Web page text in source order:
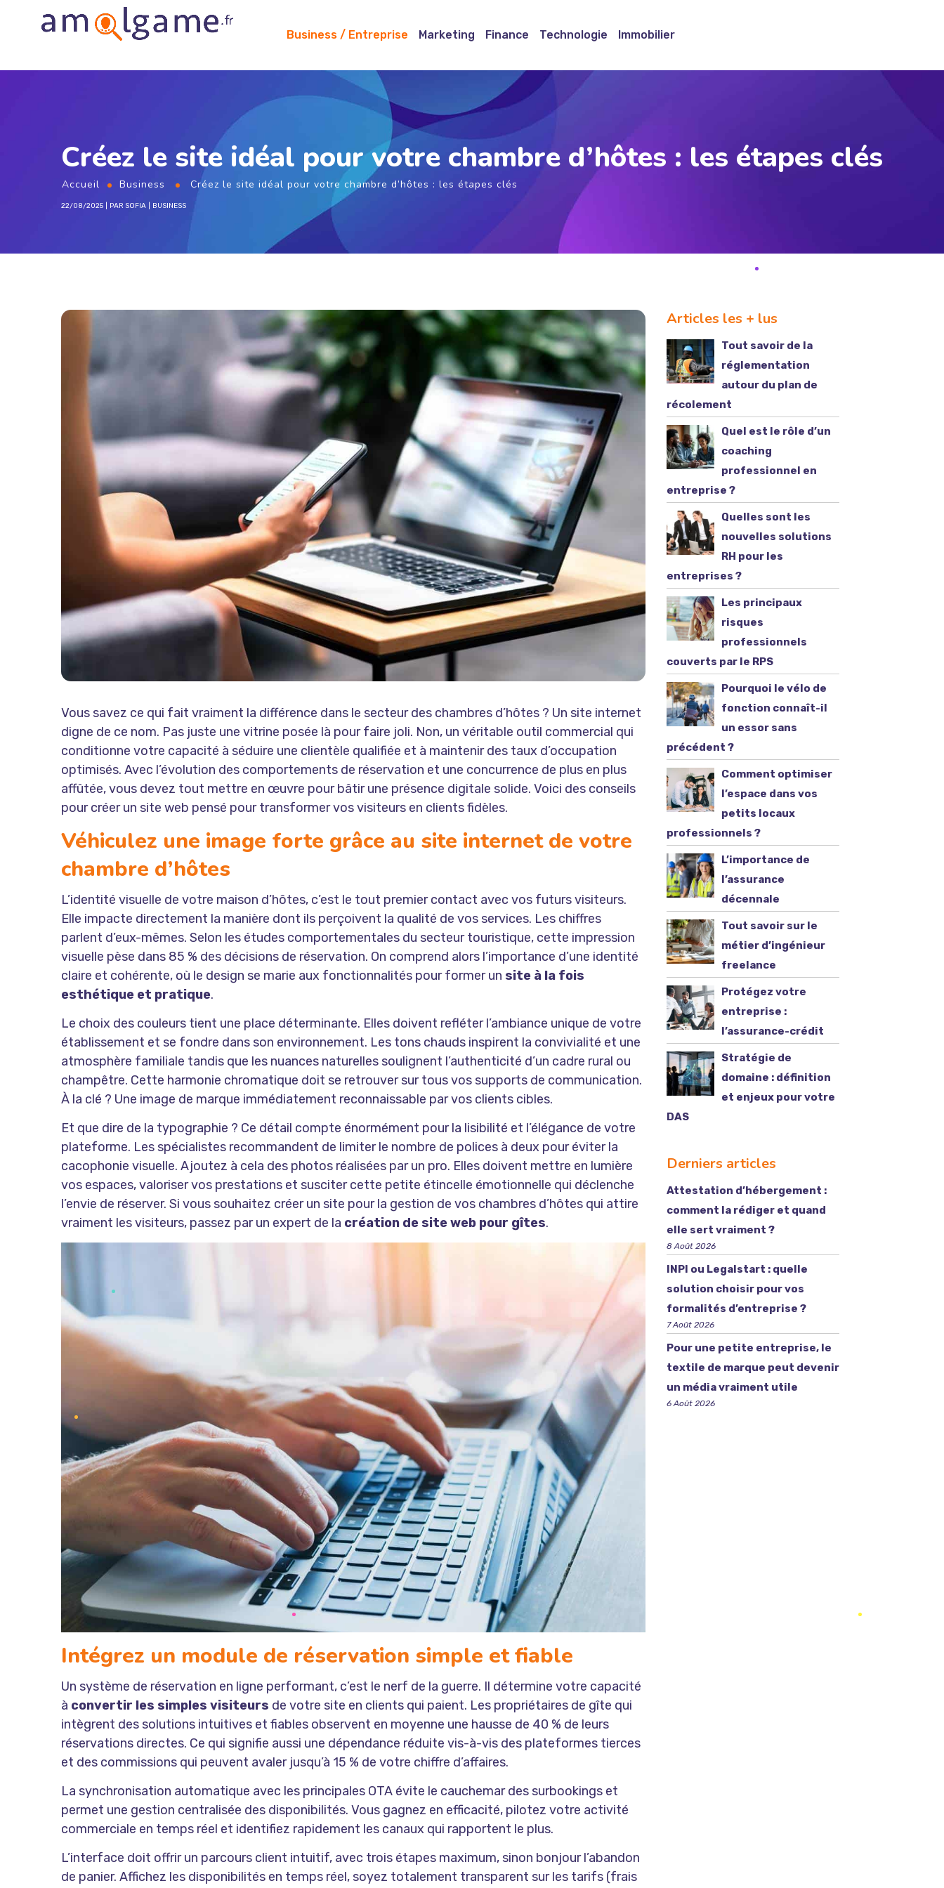
Business / Entreprise Marketing Finance Technologie Immobilier
Créez le site idéal pour votre chambre d’hôtes : les étapes clés
Accueil Business Créez le site idéal pour votre chambre d’hôtes : les étapes clés
22/08/2025 PAR SOFIA BUSINESS
Vous savez ce qui fait vraiment la différence dans le secteur des chambres d’hôtes ? Un site internet
digne de ce nom. Pas juste une vitrine posée là pour faire joli. Non, un véritable outil commercial qui
conditionne votre capacité à séduire une clientèle qualifiée et à maintenir des taux d’occupation
optimisés. Avec l’évolution des comportements de réservation et une concurrence de plus en plus
affûtée, vous devez tout mettre en œuvre pour bâtir une présence digitale solide. Voici des conseils
pour créer un site web pensé pour transformer vos visiteurs en clients fidèles.
Véhiculez une image forte grâce au site internet de votre
chambre d’hôtes
L’identité visuelle de votre maison d’hôtes, c’est le tout premier contact avec vos futurs visiteurs.
Elle impacte directement la manière dont ils perçoivent la qualité de vos services. Les chiffres
parlent d’eux-mêmes. Selon les études comportementales du secteur touristique, cette impression
visuelle pèse dans 85 % des décisions de réservation. On comprend alors l’importance d’une identité
claire et cohérente, où le design se marie aux fonctionnalités pour former un site à la fois
esthétique et pratique.
Le choix des couleurs tient une place déterminante. Elles doivent refléter l’ambiance unique de votre
établissement et se fondre dans son environnement. Les tons chauds inspirent la convivialité et une
atmosphère familiale tandis que les nuances naturelles soulignent l’authenticité d’un cadre rural ou
champêtre. Cette harmonie chromatique doit se retrouver sur tous vos supports de communication.
À la clé ? Une image de marque immédiatement reconnaissable par vos clients cibles.
Et que dire de la typographie ? Ce détail compte énormément pour la lisibilité et l’élégance de votre
plateforme. Les spécialistes recommandent de limiter le nombre de polices à deux pour éviter la
cacophonie visuelle. Ajoutez à cela des photos réalisées par un pro. Elles doivent mettre en lumière
vos espaces, valoriser vos prestations et susciter cette petite étincelle émotionnelle qui déclenche
l’envie de réserver. Si vous souhaitez créer un site pour la gestion de vos chambres d’hôtes qui attire
vraiment les visiteurs, passez par un expert de la création de site web pour gîtes.
Intégrez un module de réservation simple et fiable
Un système de réservation en ligne performant, c’est le nerf de la guerre. Il détermine votre capacité
à convertir les simples visiteurs de votre site en clients qui paient. Les propriétaires de gîte qui
intègrent des solutions intuitives et fiables observent en moyenne une hausse de 40 % de leurs
réservations directes. Ce qui signifie aussi une dépendance réduite vis-à-vis des plateformes tierces
et des commissions qui peuvent avaler jusqu’à 15 % de votre chiffre d’affaires.
La synchronisation automatique avec les principales OTA évite le cauchemar des surbookings et
permet une gestion centralisée des disponibilités. Vous gagnez en efficacité, pilotez votre activité
commerciale en temps réel et identifiez rapidement les canaux qui rapportent le plus.
L’interface doit offrir un parcours client intuitif, avec trois étapes maximum, sinon bonjour l’abandon
de panier. Affichez les disponibilités en temps réel, soyez totalement transparent sur les tarifs (frais
Articles les + lus
Tout savoir de la
réglementation
autour du plan de
récolement
Quel est le rôle d’un
coaching
professionnel en
entreprise ?
Quelles sont les
nouvelles solutions
RH pour les
entreprises ?
Les principaux
risques
professionnels
couverts par le RPS
Pourquoi le vélo de
fonction connaît-il
un essor sans
précédent ?
Comment optimiser
l’espace dans vos
petits locaux
professionnels ?
L’importance de
l’assurance
décennale
Tout savoir sur le
métier d’ingénieur
freelance
Protégez votre
entreprise :
l’assurance-crédit
Stratégie de
domaine : définition
et enjeux pour votre
DAS
Derniers articles
Attestation d’hébergement :
comment la rédiger et quand
elle sert vraiment ?
8 Août 2026
INPI ou Legalstart : quelle
solution choisir pour vos
formalités d’entreprise ?
7 Août 2026
Pour une petite entreprise, le
textile de marque peut devenir
un média vraiment utile
6 Août 2026